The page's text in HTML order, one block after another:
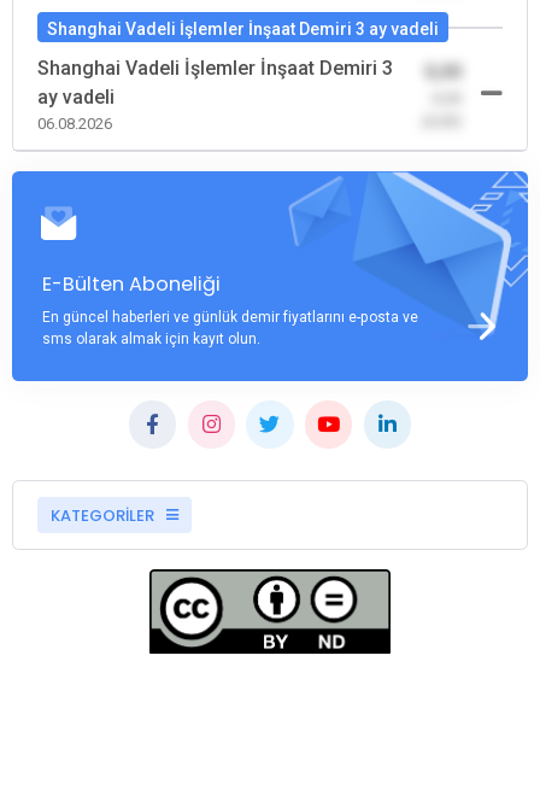
Shanghai Vadeli İşlemler İnşaat Demiri 3 ay vadeli
Shanghai Vadeli İşlemler İnşaat Demiri 3
ay vadeli
06.08.2026
0,00
E-Bülten Aboneliği
En güncel haberleri ve günlük demir fiyatlarını e-posta ve
sms olarak almak için kayıt olun.
KATEGORİLER